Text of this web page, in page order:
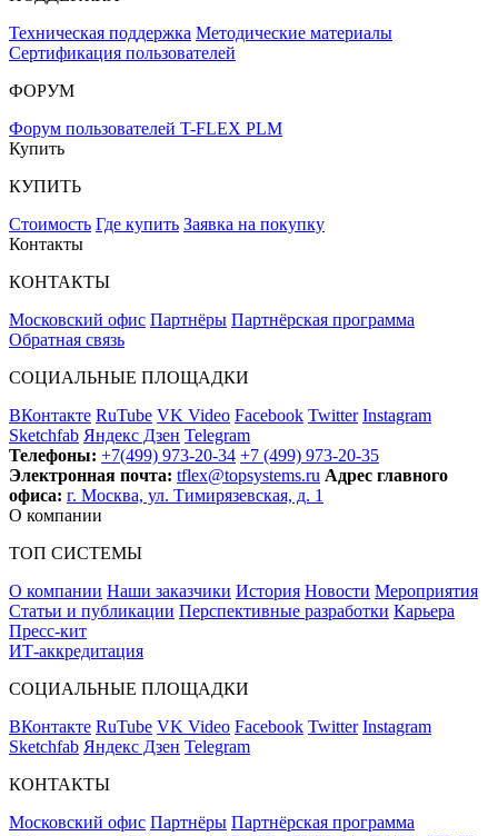
Техническая поддержка Методические материалы
Сертификация пользователей
ФОРУМ
Форум пользователей T-FLEX PLM
Купить
КУПИТЬ
Стоимость Где купить Заявка на покупку
Контакты
КОНТАКТЫ
Московский офис Партнёры Партнёрская программа
Обратная связь
СОЦИАЛЬНЫЕ ПЛОЩАДКИ
ВКонтакте RuTube VK Video Facebook Twitter Instagram
Sketchfab Яндекс Дзен Telegram
Телефоны: +7(499) 973-20-34 +7 (499) 973-20-35
Электронная почта: tflex@topsystems.ru Адрес главного
офиса: г. Москва, ул. Тимирязевская, д. 1
О компании
ТОП СИСТЕМЫ
О компании Наши заказчики История Новости Мероприятия
Статьи и публикации Перспективные разработки Карьера
Пресс-кит
ИТ-аккредитация
СОЦИАЛЬНЫЕ ПЛОЩАДКИ
ВКонтакте RuTube VK Video Facebook Twitter Instagram
Sketchfab Яндекс Дзен Telegram
КОНТАКТЫ
Московский офис Партнёры Партнёрская программа